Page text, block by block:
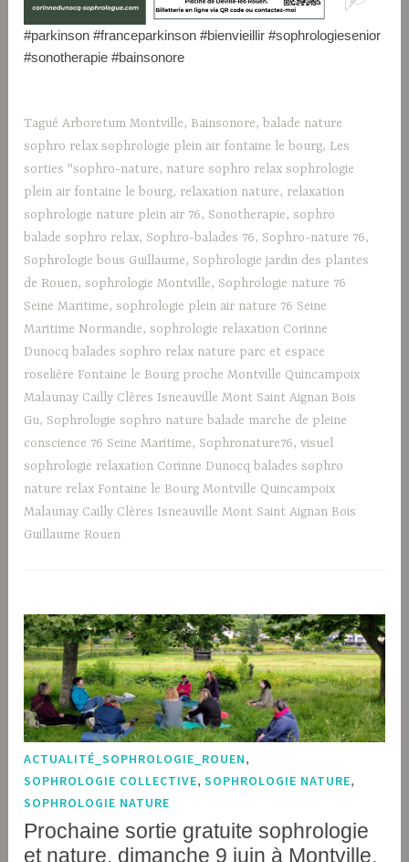
#parkinson #franceparkinson #bienvieillir #sophrologiesenior
#sonotherapie #bainsonore
TaguéArboretum Montville, Bainsonore,balade nature
sophro relax sophrologie plein air fontaine le bourg, Les
sorties "sophro-nature, nature sophro relax sophrologie
plein air fontaine le bourg, relaxation nature, relaxation
sophrologie nature plein air 76, Sonotherapie,sophro
balade sophro relax, Sophro-balades 76, Sophro-nature 76,
Sophrologie bous Guillaume, Sophrologie jardin des plantes
de Rouen,sophrologie Montville, Sophrologie nature 76
Seine Maritime,sophrologie plein air nature 76 Seine
Maritime Normandie,sophrologie relaxation Corinne
Dunocq balades sophro relax nature parc et espace
roselière Fontaine le Bourg proche Montville Quincampoix
Malaunay Cailly Clères Isneauville Mont Saint Aignan Bois
Gu, Sophrologie sophro nature balade marche de pleine
conscience 76 Seine Maritime, Sophronature76,visuel
sophrologie relaxation Corinne Dunocq balades sophro
nature relax Fontaine le Bourg Montville Quincampoix
Malaunay Cailly Clères Isneauville Mont Saint Aignan Bois
Guillaume Rouen
ACTUALITÉ_SOPHROLOGIE_ROUEN,
SOPHROLOGIE COLLECTIVE,SOPHROLOGIE NATURE,
SOPHROLOGIE NATURE
Prochaine sortie gratuite sophrologie
et nature, dimanche 9 juin à Montville.